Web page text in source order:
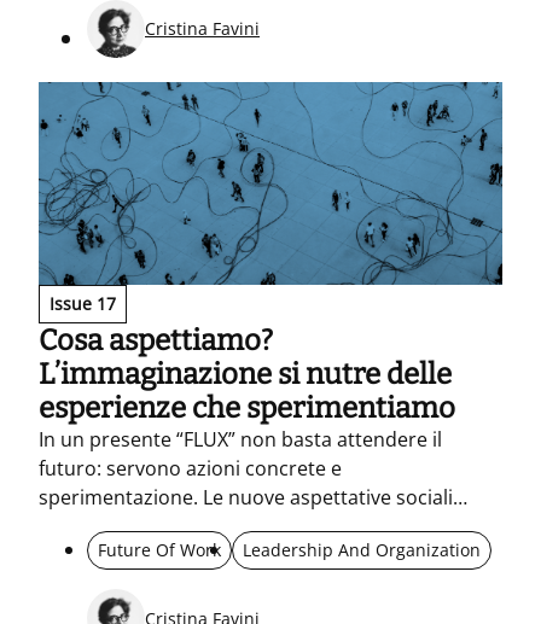
Cristina Favini
Issue 17
Cosa aspettiamo?
L’immaginazione si nutre delle
esperienze che sperimentiamo
In un presente “FLUX” non basta attendere il
futuro: servono azioni concrete e
sperimentazione. Le nuove aspettative sociali
diventano una bussola per immaginare e fare
insieme, ripensando metriche e uso responsabile
Future Of Work Leadership And Organization
Cristina Favini